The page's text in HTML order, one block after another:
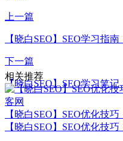
上一篇
【晓白SEO】SEO学习指
下一篇
【晓白SEO】SEO学习笔
相关推荐
【晓白SEO】SEO优化技
【晓白SEO】SEO优化技